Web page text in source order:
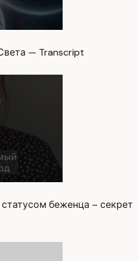
— Transcript
беженца – секрет